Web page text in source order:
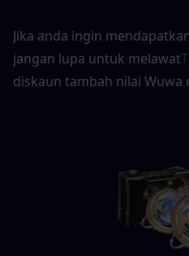
Jika anda ingin
jangan lupa untuk melawat
diskaun tambah nilai Wuwa